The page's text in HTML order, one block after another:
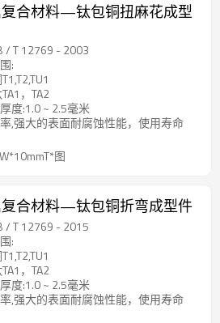
合材料—钛包铜扭麻花成型
/ T 12769 - 2003
:
，TA2
度:1.0 ~ 2.5毫米
,强大的表面耐腐蚀性能，使用寿命
图
合材料—钛包铜折弯成型件
/ T 12769 - 2015
:
，TA2
度:1.0 ~ 2.5毫米
,强大的表面耐腐蚀性能，使用寿命